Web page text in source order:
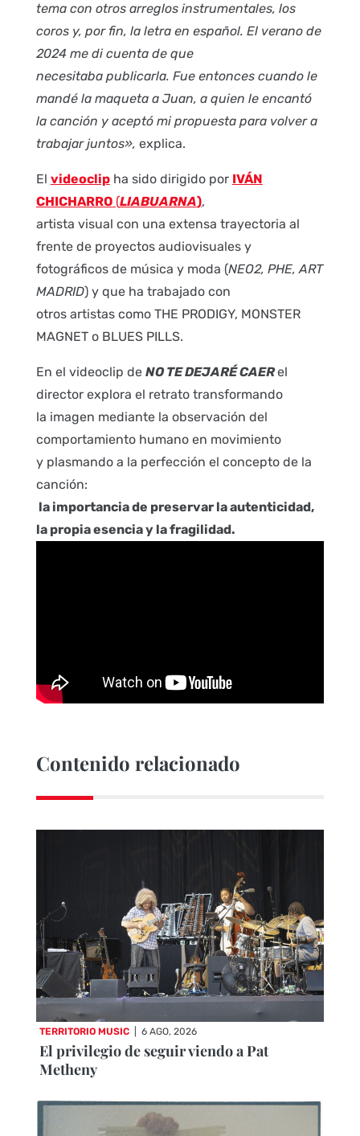
tema con otros arreglos instrumentales, los
coros y, por fin, la letra en español. El verano de
2024 me di cuenta de que
necesitaba publicarla. Fue entonces cuando le
mandé la maqueta a Juan, a quien le encantó
la canción y aceptó mi propuesta para volver a
trabajar juntos», explica.
El videoclipha sido dirigido por IVÁN
CHICHARRO(LIABUARNA),
artista visual con una extensa trayectoria al
frente de proyectos audiovisuales y
fotográficos de música y moda (NEO2, PHE, ART
MADRID) y que ha trabajado con
otros artistas como THE PRODIGY, MONSTER
MAGNET o BLUES PILLS.
En el videoclip de NO TE DEJARÉ CAERel
director explora el retrato transformando
la imagen mediante la observación del
comportamiento humano en movimiento
y plasmando a la perfección el concepto de la
canción:
la importancia de preservar la autenticidad,
la propia esencia y la fragilidad.
Contenido relacionado
TERRITORIO MUSIC 6 AGO, 2026
El privilegio de seguir viendo a Pat
Metheny